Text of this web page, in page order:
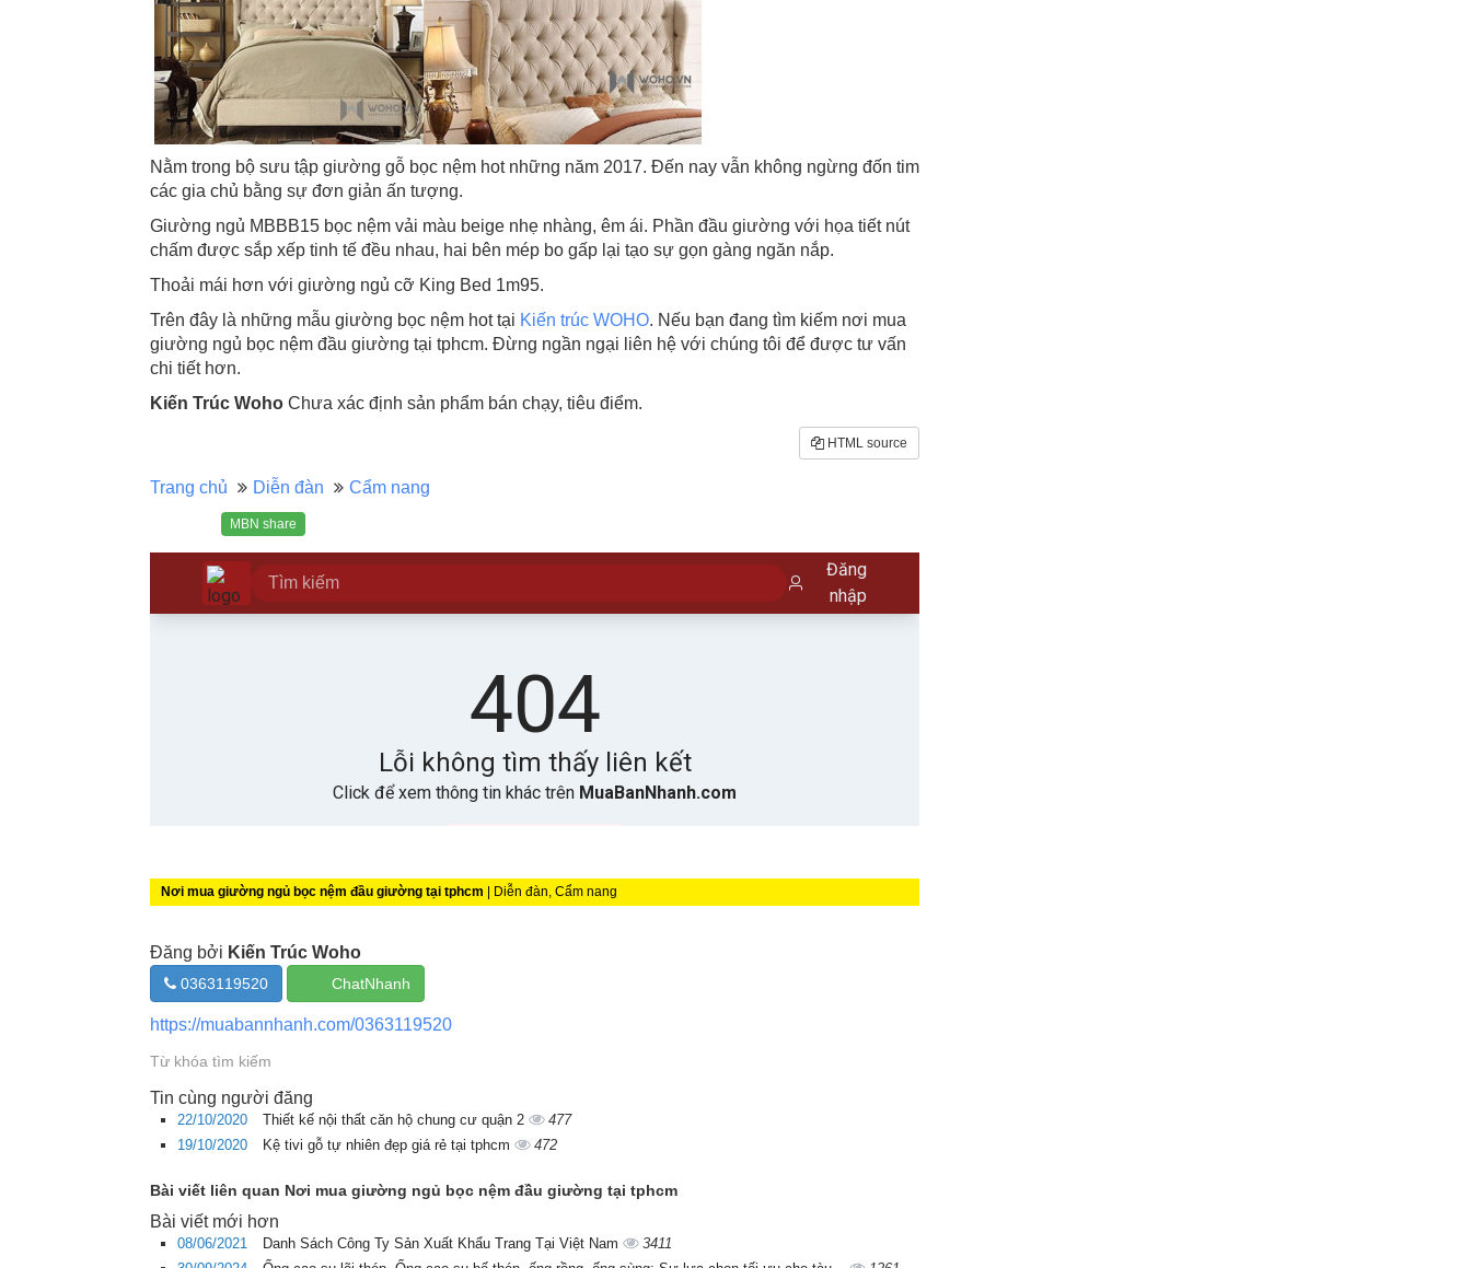
Nằm trong bộ sưu tập giường gỗ bọc nệm hot những năm 2017. Đến nay vẫn không ngừng đốn tim
các gia chủ bằng sự đơn giản ấn tượng.
Giường ngủ MBBB15 bọc nệm vải màu beige nhẹ nhàng, êm ái. Phần đầu giường với họa tiết nút
chấm được sắp xếp tinh tế đều nhau, hai bên mép bo gấp lại tạo sự gọn gàng ngăn nắp.
Thoải mái hơn với giường ngủ cỡ King Bed 1m95.
Trên đây là những mẫu giường bọc nệm hot tại Kiến trúc WOHO. Nếu bạn đang tìm kiếm nơi mua
giường ngủ bọc nệm đầu giường tại tphcm. Đừng ngần ngại liên hệ với chúng tôi để được tư vấn
chi tiết hơn.
Kiến Trúc Woho Chưa xác định sản phẩm bán chạy, tiêu điểm.
HTML source
Trang chủ Diễn đàn Cẩm nang
MBN share
Nơi mua giường ngủ bọc nệm đầu giường tại tphcm | Diễn đàn, Cẩm nang
Đăng bởi Kiến Trúc Woho
0363119520 ChatNhanh
https://muabannhanh.com/0363119520
Từ khóa tìm kiếm
Tin cùng người đăng
22/10/2020 Thiết kế nội thất căn hộ chung cư quận 2
477
19/10/2020
Kệ tivi gỗ tự nhiên đẹp giá rẻ tại tphcm 472
Bài viết liên quan Nơi mua giường ngủ bọc nệm đầu giường tại tphcm
Bài viết mới hơn
08/06/2021 Danh Sách Công Ty Sản Xuất Khẩu Trang Tại Việt Nam
3411